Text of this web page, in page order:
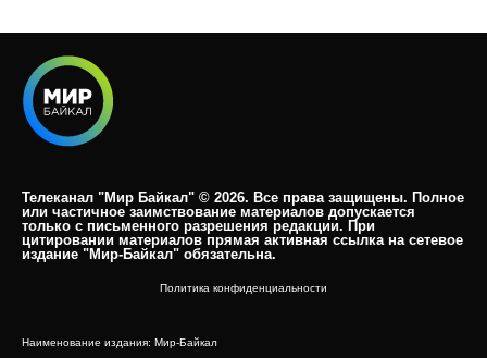
Телеканал "Мир Байкал" © 2026. Все права защищены. Полное
или частичное заимствование материалов допускается
только с письменного разрешения редакции. При
цитировании материалов прямая активная ссылка на сетевое
издание "Мир-Байкал" обязательна.​
Политика конфиденциальности
Наименование издания: Мир-Байкал